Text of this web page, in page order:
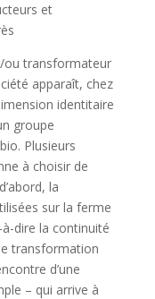
et
ou transformateur
apparaît, chez
identitaire
groupe
Plusieurs
à choisir de
la
sur la ferme
à-dire la continuité
transformation
d’une
– qui arrive à